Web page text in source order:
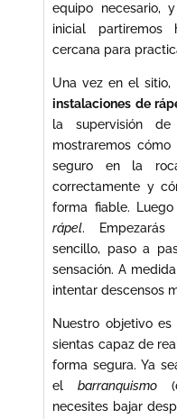
equipo necesario,
inicial
cercana para
Una vez en el sitio,
instalaciones de
la supervisión
mostraremos
seguro en la
correctamente y
forma fiable.
rápel.
sencillo, paso a
sensación. A
intentar descensos
Nuestro objetivo
sientas capaz de
forma segura. Ya
elbarranquismo
necesites bajar